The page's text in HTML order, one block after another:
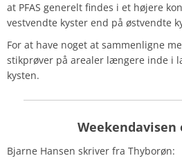
at PFAS generelt findes i et højere
vestvendte kyster end på østvendte
For at have noget at sammenligne
stikprøver på arealer længere inde i
kysten.
Weekendavisen
Bjarne Hansen skriver fra Thyborøn: